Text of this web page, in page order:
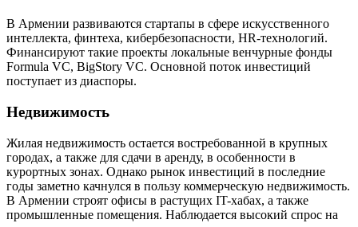
В Армении развиваются стартапы в сфере искусственного
интеллекта, финтеха, кибербезопасности, HR-технологий.
Финансируют такие проекты локальные венчурные фонды
Formula VC, BigStory VC. Основной поток инвестиций
поступает из диаспоры.
Недвижимость
Жилая недвижимость остается востребованной в крупных
городах, а также для сдачи в аренду, в особенности в
курортных зонах. Однако рынок инвестиций в последние
годы заметно качнулся в пользу коммерческую недвижимость.
В Армении строят офисы в растущих IT-хабах, а также
промышленные помещения. Наблюдается высокий спрос на